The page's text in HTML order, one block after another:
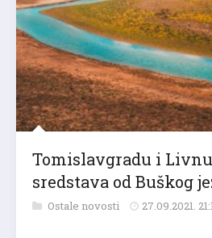
Tomislavgradu i
sredstava od Buškog
Ostale novosti 27.09.2021.